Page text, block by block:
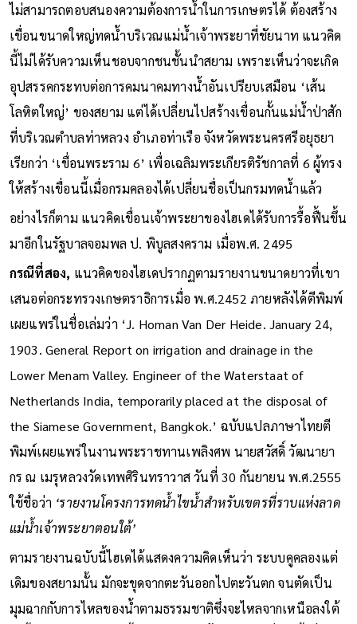
ไม่สามารถตอบสนองความต้องการน้ำในการเกษตรได้ ต้องสร้าง
เขื่อนขนาดใหญ่ทดน้ำบริเวณแม่น้ำเจ้าพระยาที่ชัยนาท แนวคิด
นี้ไม่ได้รับความเห็นชอบจากชนชั้นนำสยาม เพราะเห็นว่าจะเกิด
อุปสรรคกระทบต่อการคมนาคมทางน้ำอันเปรียบเสมือน ‘เส้น
โลหิตใหญ่’ ของสยาม แต่ได้เปลี่ยนไปสร้างเขื่อนกั้นแม่น้ำป่าสัก
ที่บริเวณตำบลท่าหลวง อำเภอท่าเรือ จังหวัดพระนครศรีอยุธยา
เรียกว่า ‘เขื่อนพระราม 6’ เพื่อเฉลิมพระเกียรติรัชกาลที่ 6 ผู้ทรง
ให้สร้างเขื่อนนี้เมื่อกรมคลองได้เปลี่ยนชื่อเป็นกรมทดน้ำแล้ว
อย่างไรก็ตาม แนวคิดเขื่อนเจ้าพระยาของไฮเดได้รับการรื้อฟื้นขึ้น
มาอีกในรัฐบาลจอมพล ป. พิบูลสงคราม เมื่อพ.ศ. 2495
กรณีที่สอง, แนวคิดของไฮเดปรากฏตามรายงานขนาดยาวที่เขา
เสนอต่อกระทรวงเกษตราธิการเมื่อ พ.ศ.2452 ภายหลังได้ตีพิมพ์
เผยแพร่ในชื่อเล่มว่า ‘J. Homan Van Der Heide. January 24,
1903. General Report on irrigation and drainage in the
Lower Menam Valley. Engineer of the Waterstaat of
Netherlands India, temporarily placed at the disposal of
the Siamese Government, Bangkok.’ ฉบับแปลภาษาไทยตี
พิมพ์เผยแพร่ในงานพระราชทานเพลิงศพ นายสวัสดิ์ วัฒนายา
กร ณ เมรุหลวงวัดเทพศิรินทราวาส วันที่ 30 กันยายน พ.ศ.2555
ใช้ชื่อว่า ‘รายงานโครงการทดน้ำไขน้ำสำหรับเขตรที่ราบแห่งลาด
แม่น้ำเจ้าพระยาตอนใต้’
ตามรายงานฉบับนี้ไฮเดได้แสดงความคิดเห็นว่า ระบบคูคลองแต่
เดิมของสยามนั้น มักจะขุดจากตะวันออกไปตะวันตก จนตัดเป็น
มุมฉากกับการไหลของน้ำตามธรรมชาติซึ่งจะไหลจากเหนือลงใต้